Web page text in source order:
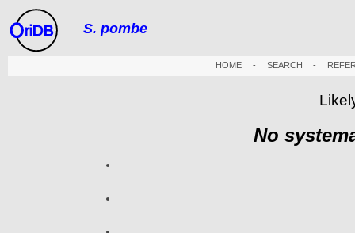
riDB S. pombe
HOME- SEARCH -
No